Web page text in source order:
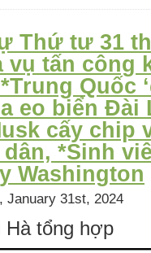
sự
Trung
Đông:
Mỹ
tấn
công
mạnh
mẽ
vào
dân
quân
Iraq
và
Thứ tư 31
vụ tấn công
Quốc
eo biển Đài
cấy chip
*Sinh
Washington
January 31st, 2024
Hà tổng hợp